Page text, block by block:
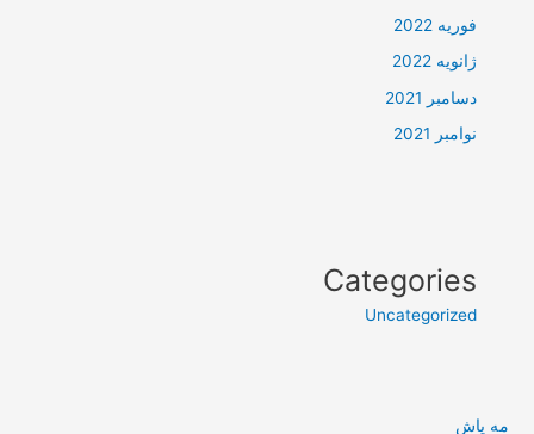
فوریه 2022
ژانویه 2022
دسامبر 2021
نوامبر 2021
Categories
Uncategorized
مه پاش